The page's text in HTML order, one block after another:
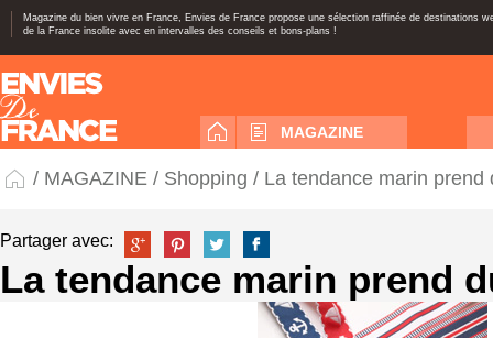
Magazine du bien vivre en France, Envies de France propose une sélection raffinée de destinations
de la France insolite avec en intervalles des conseils et bons-plans !
MAGAZINE
/ MAGAZINE / Shopping / La tendance marin prend
Partager avec:
La tendance marin prend